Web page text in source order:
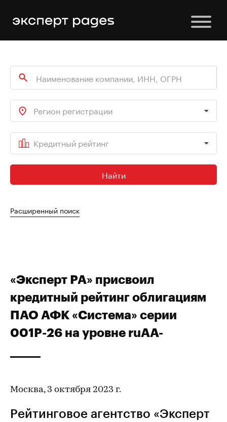
Регион регистрации
Кредитный рейтинг
Найти
Расширенный поиск
«Эксперт РА» присвоил
кредитный рейтинг облигациям
ПАО АФК «Система» серии
001Р-26 на уровне ruАA-
Москва, 3 октября 2023 г.
Рейтинговое агентство «Эксперт